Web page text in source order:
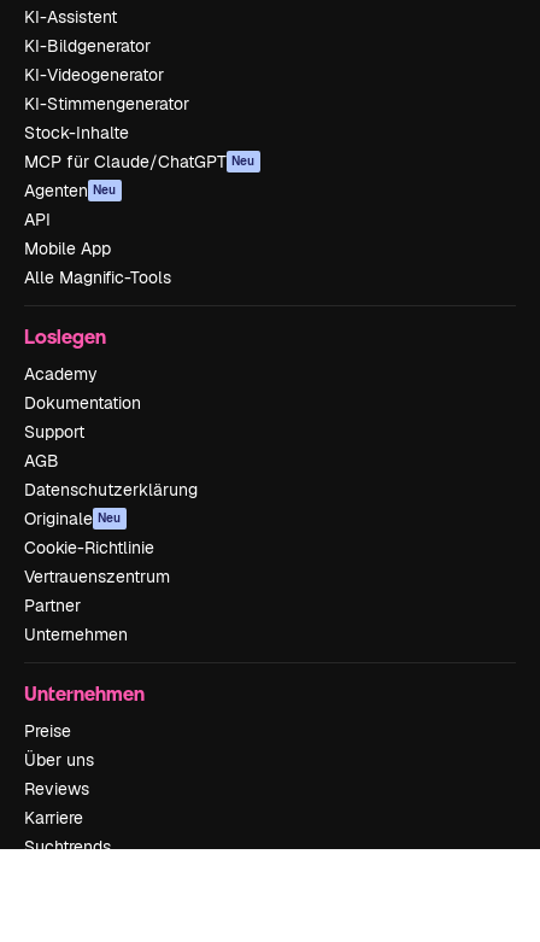
KI-Assistent
KI-Bildgenerator
KI-Videogenerator
KI-Stimmengenerator
Stock-Inhalte
MCP für Claude/ChatGPT Neu
Agenten Neu
API
Mobile App
Alle Magnific-Tools
Loslegen
Academy
Dokumentation
Support
AGB
Datenschutzerklärung
Originale Neu
Cookie-Richtlinie
Vertrauenszentrum
Partner
Unternehmen
Unternehmen
Preise
Über uns
Reviews
Karriere
Suchtrends